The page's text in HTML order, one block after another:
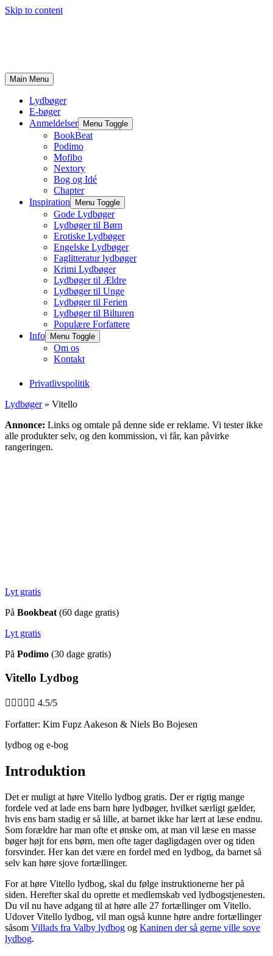
Skip to content
Main Menu
Lydbøger
E-bøger
Anmeldelser
Menu Toggle
BookBeat
Podimo
Mofibo
Nextory
Bog og Idé
Chapter
Inspiration
Menu Toggle
Gode Lydbøger
Lydbøger til Børn
Erotiske Lydbøger
Engelske Lydbøger
Faglitteratur lydbøger
Krimi Lydbøger
Lydbøger til Ældre
Lydbøger til Unge
Lydbøger til Ferien
Lydbøger til Bilturen
Populære Forfattere
Info
Menu Toggle
Om os
Kontakt
Privatlivspolitik
Lydbøger» Vitello
Annonce: Links og omtale på denne side er reklame. Vi tester ikke
alle produkter selv, og den kommission, vi får, kan påvirke
rangeringen.
Lyt gratis
På Bookbeat (60 dage gratis)
Lyt gratis
På Podimo (30 dage gratis)
Vitello Lydbog
     4.5/5
Forfatter: Kim Fupz Aakeson & Niels Bo Bojesen
lydbog og e-bog
Introduktion
Det er muligt at høre Vitello lydbog gratis. Der er rigtig mange
fordele ved at lade ens barn høre lydbøger, hvilket særligt gælder,
hvis ens barn stadig er så lille, at barnet ikke har lært at læse endnu.
Som forældre har man ofte et ønske om, at man vil læse en masse
bøger højt for ens børn, men ofte tager dagligdagen over og tiden
forsvinder. Her kan det være en fordel med en lydbog, da barnet så
selv kan høre sjove fortællinger.
For at høre Vitello lydbog, skal du følge instruktionerne her på
siden. Herefter skal du oprette et medlemskab ved lydbogstjenesten.
Du vil nu have adgang til at høre alle 27 fortællinger om Vitello.
Udover Vitello lydbog, vil man også kunne høre andre fortællinger
såsom Villads fra Valby lydbog og Kaninen der så gerne ville sove
lydbog.